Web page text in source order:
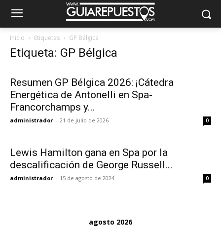
Inicio Etiquetas GP Bélgica
Etiqueta: GP Bélgica
Resumen GP Bélgica 2026: ¡Cátedra
Energética de Antonelli en Spa-
Francorchamps y...
administrador - 21 de julio de 2026 0
Lewis Hamilton gana en Spa por la
descalificación de George Russell...
administrador - 15 de agosto de 2024 0
agosto 2026